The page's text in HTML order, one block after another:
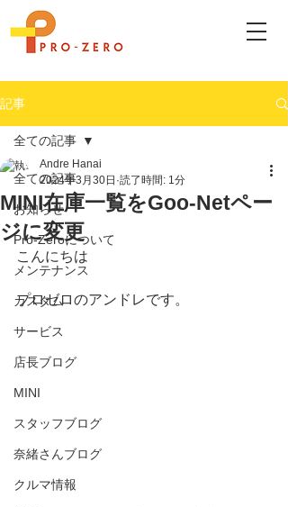
記事
全ての記事
お知らせ
Pro-Zeroについて
メンテナンス
カスタム
サービス
店長ブログ
MINI
スタッフブログ
奈緒さんブログ
クルマ情報
全ての記事
MINI在庫一覧をGoo-Netペー
ジに変更
Andre Hanai
2024年3月30日 読了時間: 1分
こんにちは
プロゼロのアンドレです。